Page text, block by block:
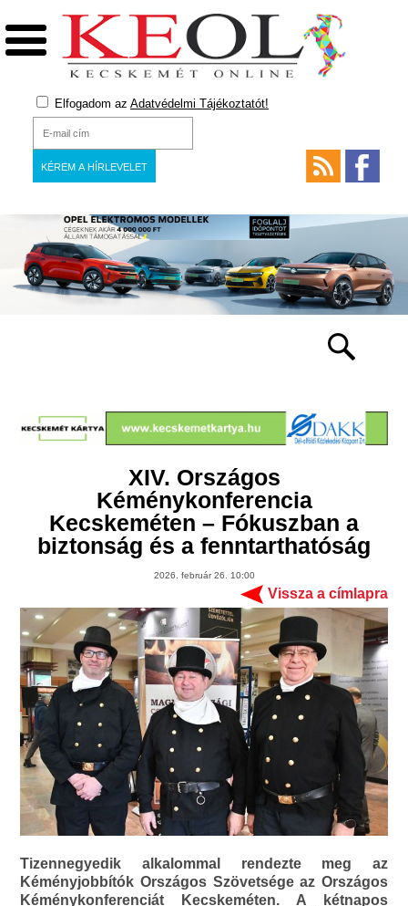
Elfogadom az Adatvédelmi Tájékoztatót!
XIV. Országos
Kéménykonferencia
Kecskeméten – Fókuszban a
biztonság és a fenntarthatóság
2026. február 26. 10:00
Vissza a címlapra
Tizennegyedik alkalommal rendezte meg az
Kéményjobbítók Országos Szövetsége az Országos
Kéménykonferenciát Kecskeméten. A kétnapos